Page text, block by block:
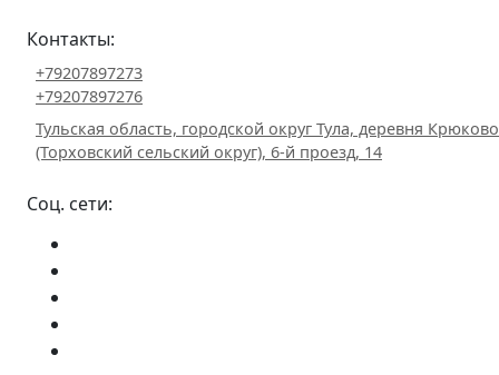
Контакты:
+79207897273
+79207897276
Тульская область, городской округ Тула, деревня Крюково
(Торховский сельский округ), 6-й проезд, 14
Соц. сети: